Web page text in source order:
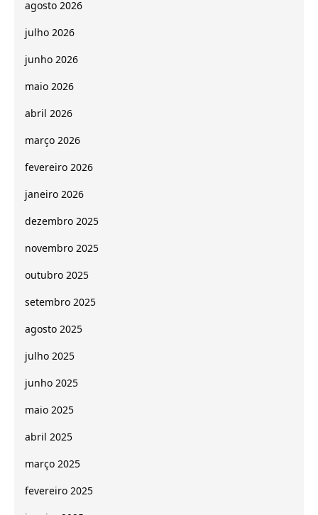
agosto 2026
julho 2026
junho 2026
maio 2026
abril 2026
março 2026
fevereiro 2026
janeiro 2026
dezembro 2025
novembro 2025
outubro 2025
setembro 2025
agosto 2025
julho 2025
junho 2025
maio 2025
abril 2025
março 2025
fevereiro 2025